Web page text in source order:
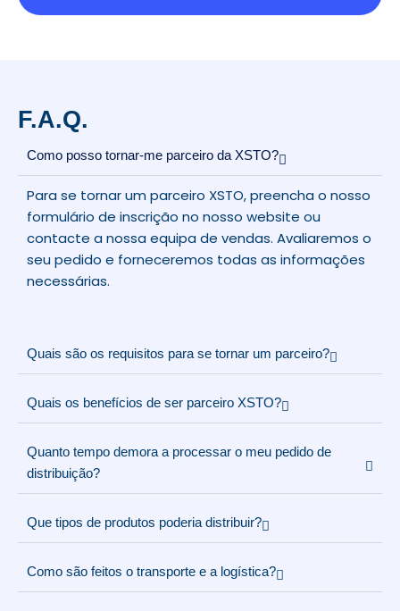
F.A.Q.
Como posso tornar-me parceiro da XSTO?
Para se tornar um parceiro XSTO, preencha o nosso
formulário de inscrição no nosso website ou
contacte a nossa equipa de vendas. Avaliaremos o
seu pedido e forneceremos todas as informações
necessárias.
Quais são os requisitos para se tornar um parceiro?
Quais os benefícios de ser parceiro XSTO?
Quanto tempo demora a processar o meu pedido de
distribuição?
Que tipos de produtos poderia distribuir?
Como são feitos o transporte e a logística?